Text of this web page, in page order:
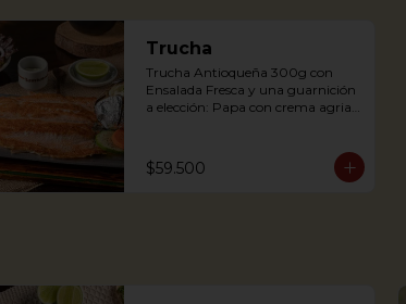
Pork tenderloin 280g with baked
potato with sour cream and
Trucha
Trucha Antioqueña 300g con
Ensalada Fresca y una guarnición
a elección: Papa con crema agria,
de Yuca, Puré de papa y arracacha
$59.500